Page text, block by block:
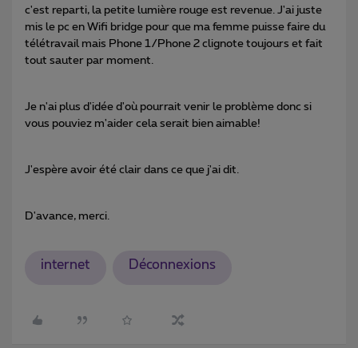
c'est reparti, la petite lumière rouge est revenue. J'ai juste
mis le pc en Wifi bridge pour que ma femme puisse faire du
télétravail mais Phone 1/Phone 2 clignote toujours et fait
tout sauter par moment.
Je n'ai plus d'idée d'où pourrait venir le problème donc si
vous pouviez m'aider cela serait bien aimable!
J'espère avoir été clair dans ce que j'ai dit.
D'avance, merci.
internet Déconnexions